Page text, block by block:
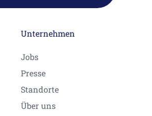
Unternehmen
Jobs
Presse
Standorte
Über uns